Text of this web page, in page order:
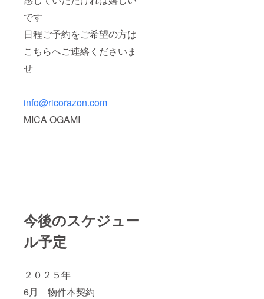
です
日程ご予約をご希望の方は
こちらへご連絡くださいま
せ
info@ricorazon.com
MICA OGAMI
今後のスケジュー
ル予定
２０２５年
6月 物件本契約